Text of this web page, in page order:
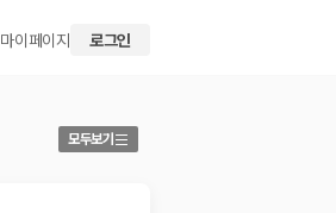
마이페이지 로그인
모두보기